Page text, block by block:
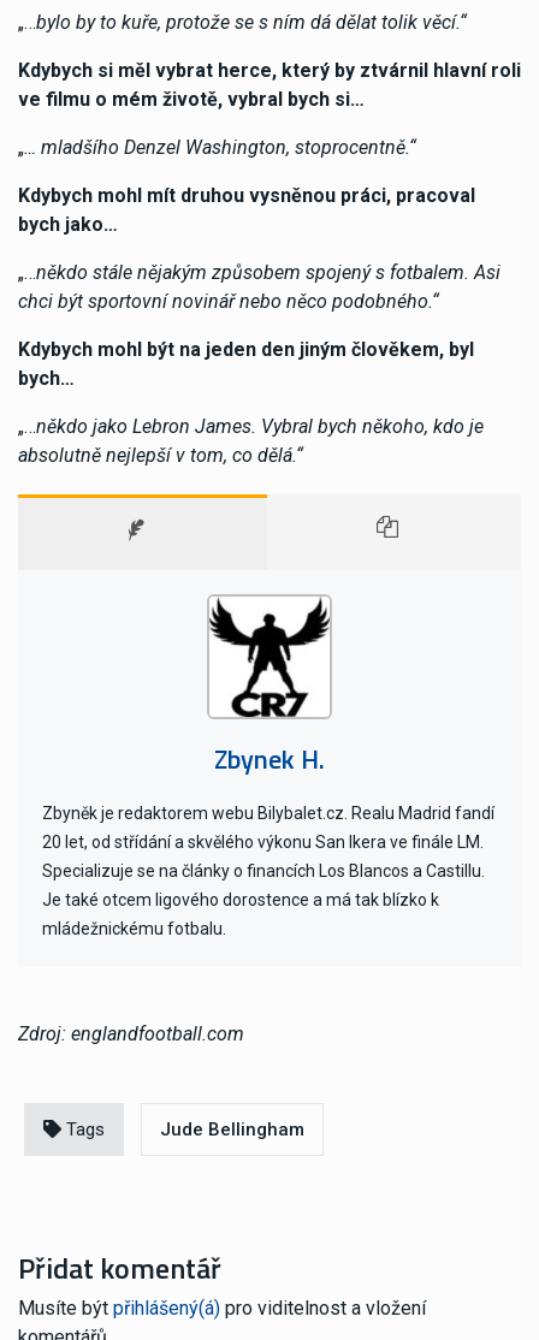
„…bylo by to kuře, protože se s ním dá dělat tolik věcí.“
Kdybych si měl vybrat herce, který by ztvárnil hlavní roli
ve filmu o mém životě, vybral bych si…
„… mladšího Denzel Washington, stoprocentně.“
Kdybych mohl mít druhou vysněnou práci, pracoval
bych jako…
„…někdo stále nějakým způsobem spojený s fotbalem. Asi
chci být sportovní novinář nebo něco podobného.“
Kdybych mohl být na jeden den jiným člověkem, byl
bych…
„…někdo jako Lebron James. Vybral bych někoho, kdo je
absolutně nejlepší v tom, co dělá.“
Zbynek H.
Zbyněk je redaktorem webu Bilybalet.cz. Realu Madrid fandí
20 let, od střídání a skvělého výkonu San Ikera ve finále LM.
Specializuje se na články o financích Los Blancos a Castillu.
Je také otcem ligového dorostence a má tak blízko k
mládežnickému fotbalu.
Zdroj: englandfootball.com
Tags Jude Bellingham
Přidat komentář
Musíte být přihlášený(á) pro viditelnost a vložení